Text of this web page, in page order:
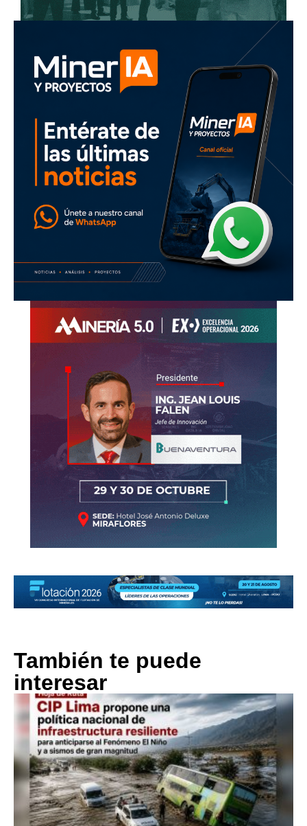
También te puede
interesar